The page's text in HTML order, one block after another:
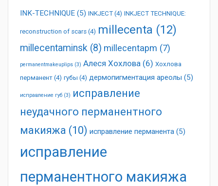
INK-TECHNIQUE (5) INKJECT (4) INKJECT TECHNIQUE:
reconstruction of scars (4) millecenta (12)
millecentaminsk (8) millecentapm (7)
permanentmakeuplips (3) Алеся Хохлова (6) Хохлова
перманент (4) губы (4) дермопигментация ареолы (5)
исправление губ (3) исправление
неудачного перманентного
макияжа (10) исправление перманента (5)
исправление
перманентного макияжа